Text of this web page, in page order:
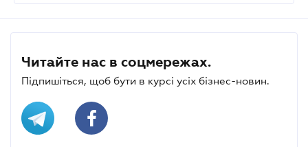
Читайте нас в соцмережах.
Підпишіться, щоб бути в курсі усіх бізнес-новин.